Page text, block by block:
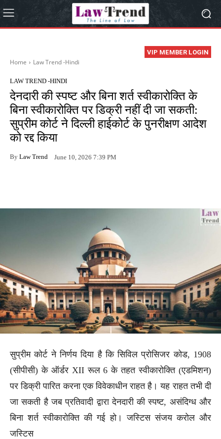
VIP MEMBER LOGIN
Home Law Trend -Hindi
LAW TREND -HINDI
देनदारी की स्पष्ट और बिना शर्त स्वीकारोक्ति के
बिना स्वीकारोक्ति पर डिक्री नहीं दी जा सकती:
सुप्रीम कोर्ट ने दिल्ली हाईकोर्ट के पुनरीक्षण आदेश
को रद्द किया
By Law Trend June 10, 2026 7:39 PM
सुप्रीम कोर्ट ने निर्णय दिया है कि सिविल प्रोसिजर कोड, 1908
(सीपीसी) के ऑर्डर XII रूल 6 के तहत स्वीकारोक्ति (एडमिशन)
पर डिक्री पारित करना एक विवेकाधीन राहत है। यह राहत तभी दी
जा सकती है जब प्रतिवादी द्वारा देनदारी की स्पष्ट, असंदिग्ध और
बिना शर्त स्वीकारोक्ति की गई हो। जस्टिस संजय करोल और
जस्टिस